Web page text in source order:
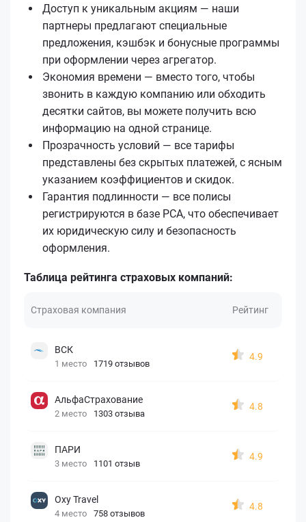
Доступ к уникальным акциям — наши
партнеры предлагают специальные
предложения, кэшбэк и бонусные программы
при оформлении через агрегатор.
Экономия времени — вместо того, чтобы
звонить в каждую компанию или обходить
десятки сайтов, вы можете получить всю
информацию на одной странице.
Прозрачность условий — все тарифы
представлены без скрытых платежей, с ясным
указанием коэффициентов и скидок.
Гарантия подлинности — все полисы
регистрируются в базе РСА, что обеспечивает
их юридическую силу и безопасность
оформления.
Таблица рейтинга страховых компаний:
Страховая компания Рейтинг
ВСК
1 место 1719 отзывов
4.9
АльфаСтрахование
2 место 1303 отзыва
4.8
ПАРИ
3 место 1101 отзыв
4.9
Oxy Travel
4 место 758 отзывов
4.8